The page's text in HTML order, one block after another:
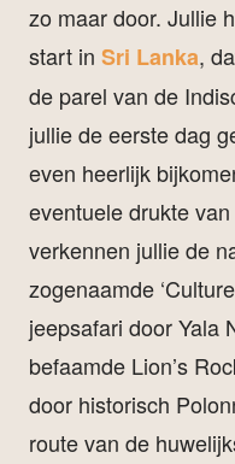
zo maar door. Jullie
start in Sri Lanka,
de parel van de
jullie de eerste dag
even heerlijk
eventuele drukte
verkennen jullie de
zogenaamde
jeepsafari door Yala
befaamde Lion’s
door historisch
route van de